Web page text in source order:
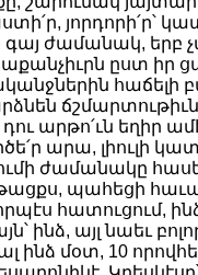
յորդորի՛ր՝
գայ ժամանակ,
ըստ իր
հաճելի
արթո՛ւն եղիր
արա, լիուլի
ժամանակը
պահեցի
հատուցում,
ինձ, այլ նաեւ
ինձ մօտ, 10